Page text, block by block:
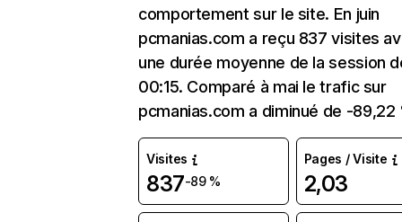
comportement sur le site. En juin
pcmanias.com a reçu 837 visites
une durée moyenne de la session
00:15. Comparé à mai le trafic sur
pcmanias.com a diminué de -89,22
Visites
837-89 %
Pages / Visite
2,03